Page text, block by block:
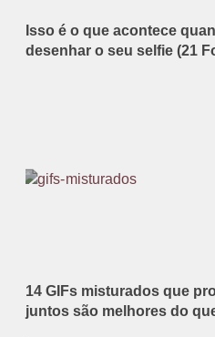
Isso é o que acontece
desenhar o seu selfie (21
14 GIFs misturados que
juntos são melhores do que